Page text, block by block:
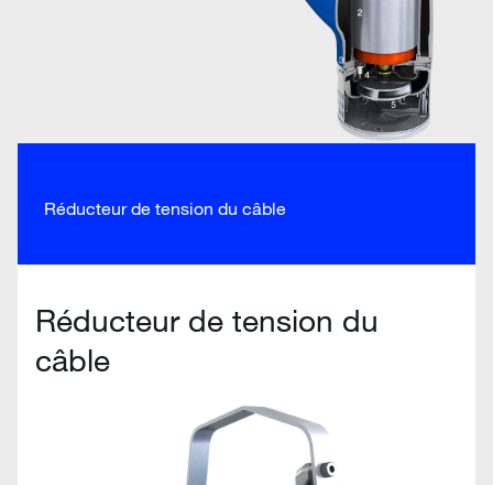
Réducteur de tension du câble
Réducteur de tension du
câble